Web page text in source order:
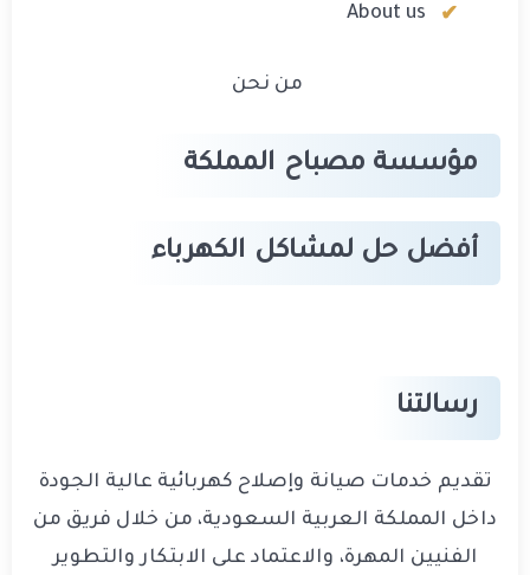
About us
من نحن
مؤسسة مصباح المملكة
أفضل حل لمشاكل الكهرباء
رسالتنا
تقديم خدمات صيانة وإصلاح كهربائية عالية الجودة
داخل المملكة العربية السعودية، من خلال فريق من
الفنيين المهرة، والاعتماد على الابتكار والتطوير